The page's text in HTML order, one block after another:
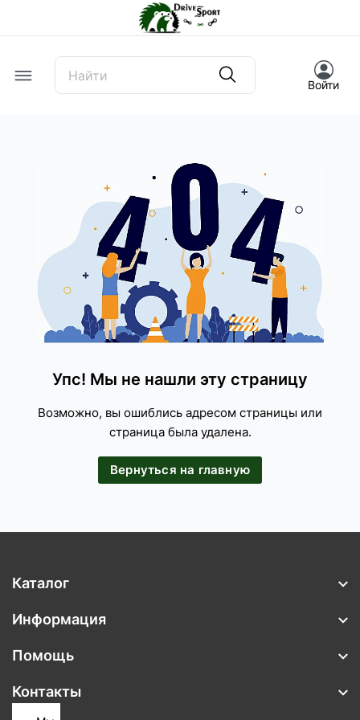
Offcanvas Menu Open
Войти
Упс! Мы не нашли эту страницу
Возможно, вы ошиблись адресом страницы или
страница была удалена.
Вернуться на главную
Каталог
Информация
Помощь
Контакты